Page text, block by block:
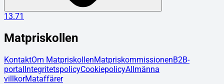
13.71
Matpriskollen
KontaktOm MatpriskollenMatpriskommissionenB2B-
portalIntegritetspolicyCookiepolicyAllmänna
villkorMataffärer